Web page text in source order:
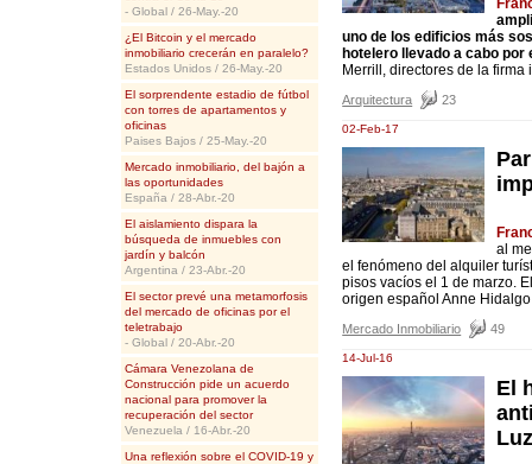
- Global / 26-May.-20
¿El Bitcoin y el mercado
inmobiliario crecerán en paralelo?
Estados Unidos / 26-May.-20
El sorprendente estadio de fútbol
con torres de apartamentos y
oficinas
Paises Bajos / 25-May.-20
Mercado inmobiliario, del bajón a
las oportunidades
España / 28-Abr.-20
El aislamiento dispara la
búsqueda de inmuebles con
jardín y balcón
Argentina / 23-Abr.-20
El sector prevé una metamorfosis
del mercado de oficinas por el
teletrabajo
- Global / 20-Abr.-20
Cámara Venezolana de
Construcción pide un acuerdo
nacional para promover la
recuperación del sector
Venezuela / 16-Abr.-20
Una reflexión sobre el COVID-19 y
uno de los edificios más
hotelero llevado a cabo por
Merrill, directores de la
Arquitectura 23
02-Feb-17
al
el fenómeno del alquiler
pisos vacíos el 1 de marzo.
origen español Anne
Mercado Inmobiliario 49
14-Jul-16
El